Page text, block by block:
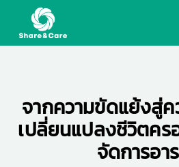
จากความขัดแย้งสู่ค
เปลี่ยนแปลงชีวิตคร
จัดการอ